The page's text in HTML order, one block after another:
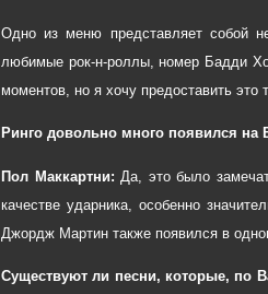
Одно из меню представляет собой
любимые рок-н-роллы, номер Бадди
моментов, но я хочу предоставить это
Ринго довольно много появился на
Пол Маккартни: Да это было
качестве ударника, особенно
Джордж Мартин также появился в
Существуют ли песни, которые, по